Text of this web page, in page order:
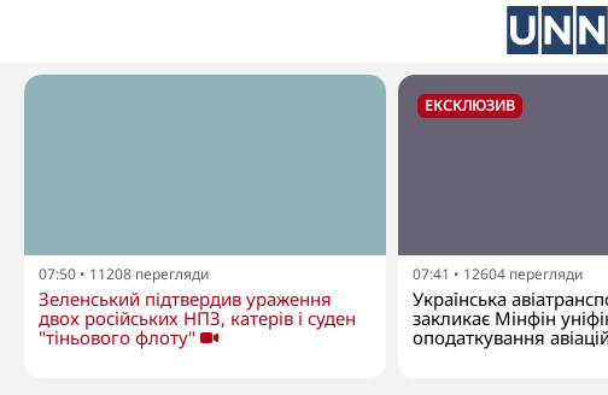
07:50 • 11208 перегляди
Зеленський підтвердив ураження
двох російських НПЗ, катерів і суден
"тіньового флоту"
ЕКСКЛЮЗИВ
07:41 • 12604 перегляди
Українська
закликає Мінфін
оподаткування